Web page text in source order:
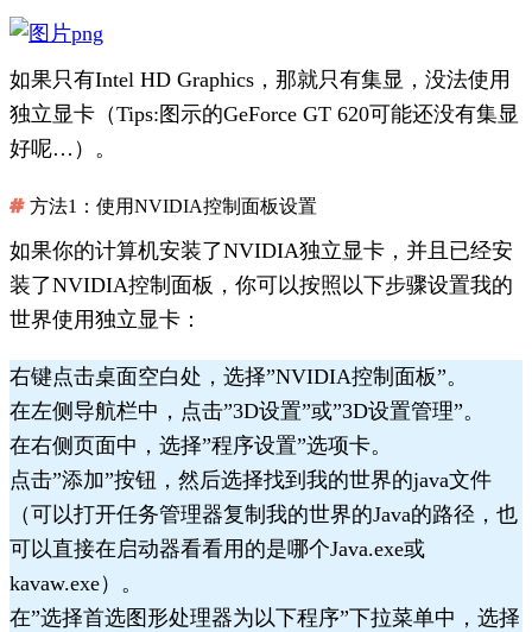
如果只有Intel HD Graphics，那就只有集显，没法使用
独立显卡（Tips:图示的GeForce GT 620可能还没有集显
好呢…）。
方法1：使用NVIDIA控制面板设置
如果你的计算机安装了NVIDIA独立显卡，并且已经安
装了NVIDIA控制面板，你可以按照以下步骤设置我的
世界使用独立显卡：
右键点击桌面空白处，选择”NVIDIA控制面板”。
在左侧导航栏中，点击”3D设置”或”3D设置管理”。
在右侧页面中，选择”程序设置”选项卡。
点击”添加”按钮，然后选择找到我的世界的java文件
（可以打开任务管理器复制我的世界的Java的路径，也
可以直接在启动器看看用的是哪个Java.exe或
kavaw.exe）。
在”选择首选图形处理器为以下程序”下拉菜单中，选择